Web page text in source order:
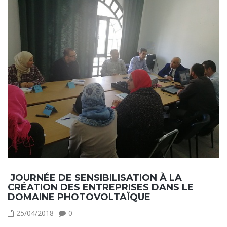
JOURNÉE DE SENSIBILISATION À LA
CRÉATION DES ENTREPRISES DANS LE
DOMAINE PHOTOVOLTAÏQUE
25/04/2018 0